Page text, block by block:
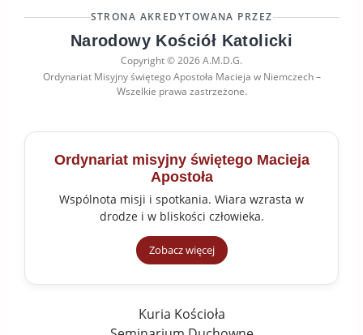
STRONA AKREDYTOWANA PRZEZ
Narodowy Kościół Katolicki
Copyright © 2026 A.M.D.G.
Ordynariat Misyjny świętego Apostoła Macieja w Niemczech –
Wszelkie prawa zastrzeżone.
Ordynariat misyjny świętego Macieja
Apostoła
Wspólnota misji i spotkania. Wiara wzrasta w
drodze i w bliskości człowieka.
Zobacz więcej
Kuria Kościoła